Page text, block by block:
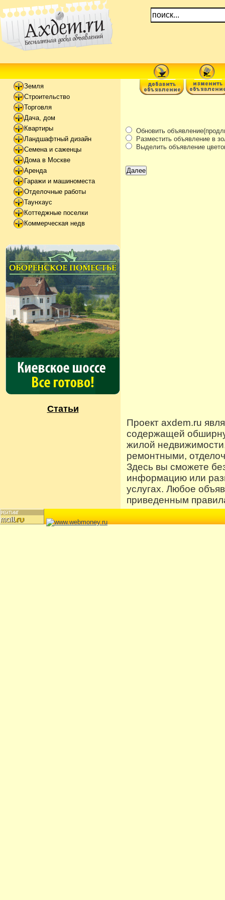
Земля
Строительство
Торговля
Дача, дом
Квартиры
Ландшафтный дизайн
Семена и саженцы
Дома в Москве
Аренда
Гаражи и машиноместа
Отделочные работы
Таунхаус
Коттеджные поселки
Коммерческая недв
Статьи
Обновить
Разместить объявление в
Выделить объявление
Проект axdem.ru
содержащей
жилой
ремонтными,
Здесь вы сможете
информацию или
услугах. Любое
приведенным